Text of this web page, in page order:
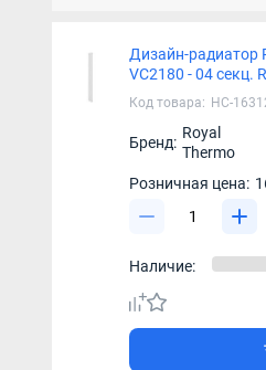
Дизайн-радиатор
VC2180 - 04 секц.
Код товара: НС-
Бренд:
Royal
Thermo
Розничная цена:
Наличие: